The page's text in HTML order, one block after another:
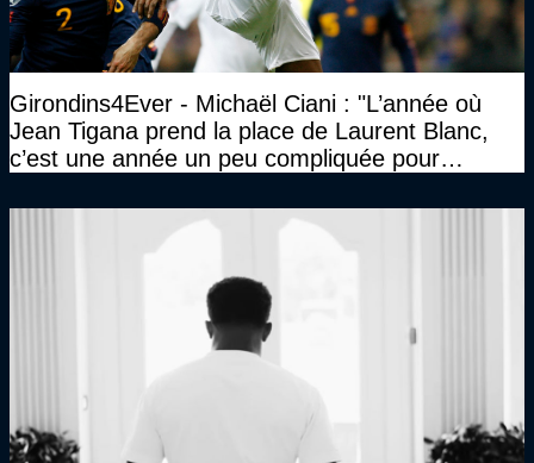
Girondins4Ever - Michaël Ciani : "L’année où
Jean Tigana prend la place de Laurent Blanc,
c’est une année un peu compliquée pour